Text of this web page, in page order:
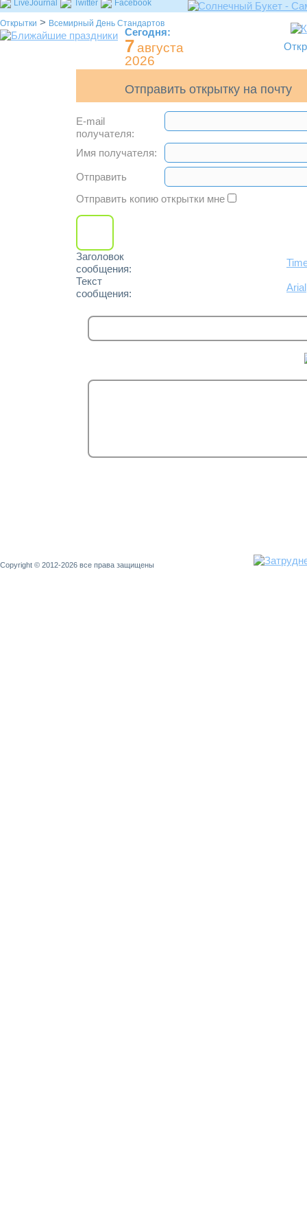
LiveJournal Twitter Facebook
Открытки > Всемирный День Стандартов
Сегодня:
7августа
2026
Отправить открытку на почту
E-mail
получателя:
Имя получателя:
Отправить
Отправить копию открытки мне
Заголовок
сообщения:
Текст
сообщения:
Arial
Copyright © 2012-2026 все права защищены